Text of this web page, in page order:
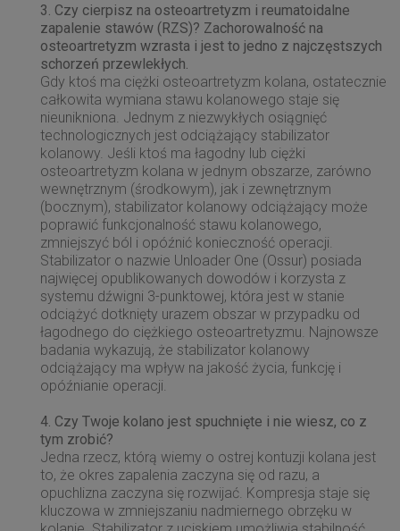
3. Czy cierpisz na osteoartretyzm i reumatoidalne
zapalenie stawów (RZS)? Zachorowalność na
osteoartretyzm wzrasta i jest to jedno z najczęstszych
schorzeń przewlekłych.
Gdy ktoś ma ciężki osteoartretyzm kolana, ostatecznie
całkowita wymiana stawu kolanowego staje się
nieunikniona. Jednym z niezwykłych osiągnięć
technologicznych jest odciążający stabilizator
kolanowy. Jeśli ktoś ma łagodny lub ciężki
osteoartretyzm kolana w jednym obszarze, zarówno
wewnętrznym (środkowym), jak i zewnętrznym
(bocznym), stabilizator kolanowy odciążający może
poprawić funkcjonalność stawu kolanowego,
zmniejszyć ból i opóźnić konieczność operacji.
Stabilizator o nazwie Unloader One (Ossur) posiada
najwięcej opublikowanych dowodów i korzysta z
systemu dźwigni 3-punktowej, która jest w stanie
odciążyć dotknięty urazem obszar w przypadku od
łagodnego do ciężkiego osteoartretyzmu. Najnowsze
badania wykazują, że stabilizator kolanowy
odciążający ma wpływ na jakość życia, funkcję i
opóźnianie operacji.
4. Czy Twoje kolano jest spuchnięte i nie wiesz, co z
tym zrobić?
Jedna rzecz, którą wiemy o ostrej kontuzji kolana jest
to, że okres zapalenia zaczyna się od razu, a
opuchlizna zaczyna się rozwijać. Kompresja staje się
kluczowa w zmniejszaniu nadmiernego obrzęku w